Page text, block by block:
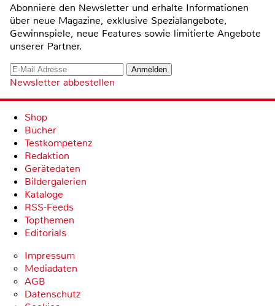
Abonniere den Newsletter und erhalte Informationen
über neue Magazine, exklusive Spezialangebote,
Gewinnspiele, neue Features sowie limitierte Angebote
unserer Partner.
Newsletter abbestellen
Shop
Bücher
Testkompetenz
Redaktion
Gerätedaten
Bildergalerien
Kataloge
RSS-Feeds
Topthemen
Editorials
Impressum
Mediadaten
AGB
Datenschutz